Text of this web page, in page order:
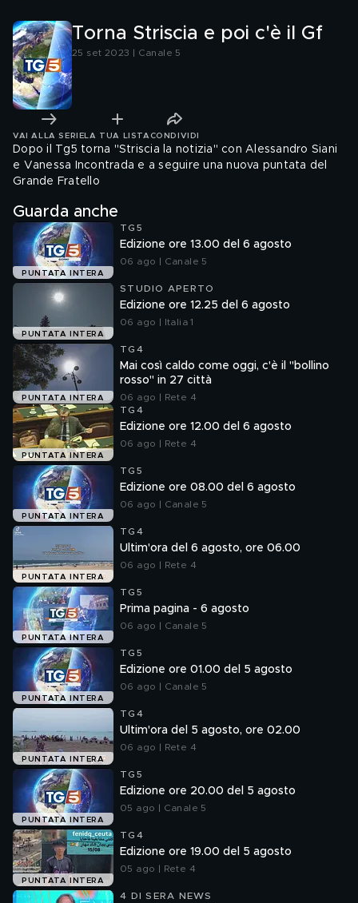
Torna Striscia e poi c'è il Gf
25 set 2023 | Canale 5
VAI ALLA SERIE LA TUA LISTA CONDIVIDI
Dopo il Tg5 torna "Striscia la notizia" con Alessandro Siani
e Vanessa Incontrada e a seguire una nuova puntata del
Grande Fratello
Guarda anche
PUNTATA INTERA
TG5
Edizione ore 13.00 del 6 agosto
06 ago | Canale 5
PUNTATA INTERA
STUDIO APERTO
Edizione ore 12.25 del 6 agosto
06 ago | Italia 1
PUNTATA INTERA
TG4
Mai così caldo come oggi, c'è il "bollino
rosso" in 27 città
06 ago | Rete 4
PUNTATA INTERA
TG4
Edizione ore 12.00 del 6 agosto
06 ago | Rete 4
PUNTATA INTERA
TG5
Edizione ore 08.00 del 6 agosto
06 ago | Canale 5
PUNTATA INTERA
TG4
Ultim'ora del 6 agosto, ore 06.00
06 ago | Rete 4
PUNTATA INTERA
TG5
Prima pagina - 6 agosto
06 ago | Canale 5
PUNTATA INTERA
TG5
Edizione ore 01.00 del 5 agosto
06 ago | Canale 5
PUNTATA INTERA
TG4
Ultim'ora del 5 agosto, ore 02.00
06 ago | Rete 4
PUNTATA INTERA
TG5
Edizione ore 20.00 del 5 agosto
05 ago | Canale 5
PUNTATA INTERA
TG4
Edizione ore 19.00 del 5 agosto
05 ago | Rete 4
4 DI SERA NEWS